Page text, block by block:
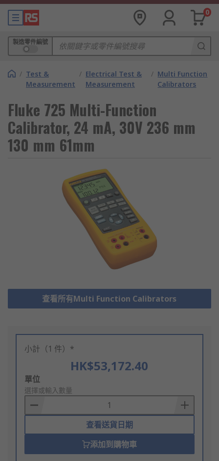
0
製造零件編號
/ Test &
Measurement
/ Electrical Test &
Measurement
/ Multi Function
Calibrators
Fluke 725 Multi-Function
Calibrator, 24 mA, 30V 236 mm
130 mm 61mm
查看所有Multi Function Calibrators
小計（1 件）*
HK$53,172.40
Add
to
Basket
單位
選擇或輸入數量
查看送貨日期
添加到購物車